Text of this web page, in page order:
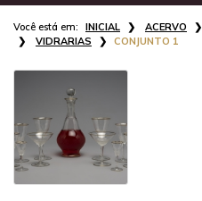
Ir
para
menu
busca
INICIAL ACERVO
VIDRARIAS
CONJUNTO 1